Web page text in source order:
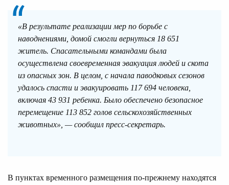
«В результате реализации мер по борьбе с
наводнениями, домой смогли вернуться 18 651
житель. Спасательными командами была
осуществлена своевременная эвакуация людей и скота
из опасных зон. В целом, с начала паводковых сезонов
удалось спасти и эвакуировать 117 694 человека,
включая 43 931 ребенка. Было обеспечено безопасное
перемещение 113 852 голов сельскохозяйственных
животных», — сообщил пресс-секретарь.
В пунктах временного размещения по-прежнему находятся